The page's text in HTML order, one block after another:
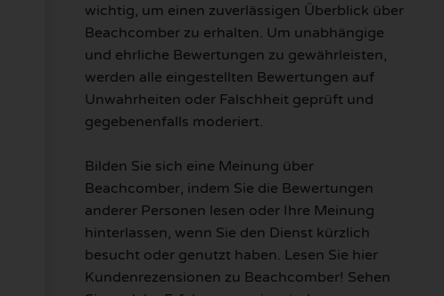
wichtig, um einen zuverlässigen Überblick über
Beachcomber zu erhalten. Um unabhängige
und ehrliche Bewertungen zu gewährleisten,
werden alle eingestellten Bewertungen auf
Unwahrheiten oder Falschheit geprüft und
gegebenenfalls moderiert.
Bilden Sie sich eine Meinung über
Beachcomber, indem Sie die Bewertungen
anderer Personen lesen oder Ihre Meinung
hinterlassen, wenn Sie den Dienst kürzlich
besucht oder genutzt haben. Lesen Sie hier
Kundenrezensionen zu Beachcomber! Sehen